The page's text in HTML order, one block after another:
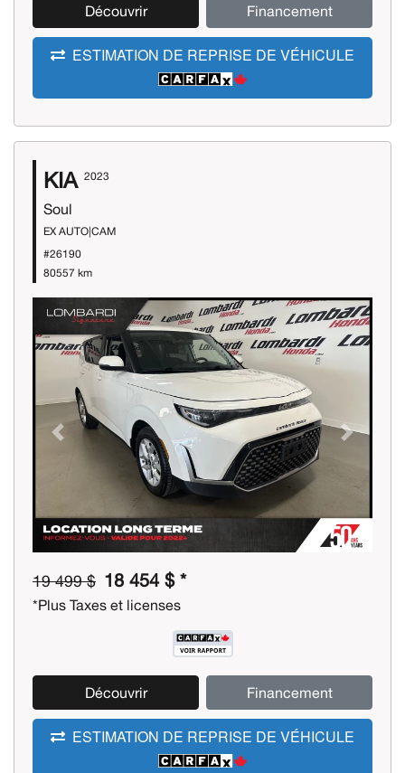
Découvrir Financement
ESTIMATION DE REPRISE DE VÉHICULE
KIA 2023
Soul
EX AUTO|CAM
#26190
80557 km
Previous Next
19 499 $ 18 454 $ *
*Plus Taxes et licenses
Découvrir Financement
ESTIMATION DE REPRISE DE VÉHICULE